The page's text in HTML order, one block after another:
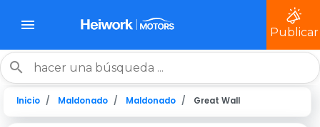
Publicar
Inicio Maldonado Maldonado Great Wall